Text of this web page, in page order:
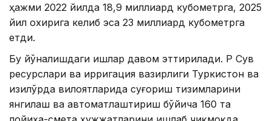
ҳажми 2022 йилда 18,9 миллиард кубометрга, 2025
йил охирига келиб эса 23 миллиард кубометрга
етди.
Бу йўналишдаги ишлар давом эттирилади. ҚР Сув
ресурслари ва ирригация вазирлиги Туркистон ва
Қизилўрда вилоятларида суғориш тизимларини
янгилаш ва автоматлаштириш бўйича 160 та